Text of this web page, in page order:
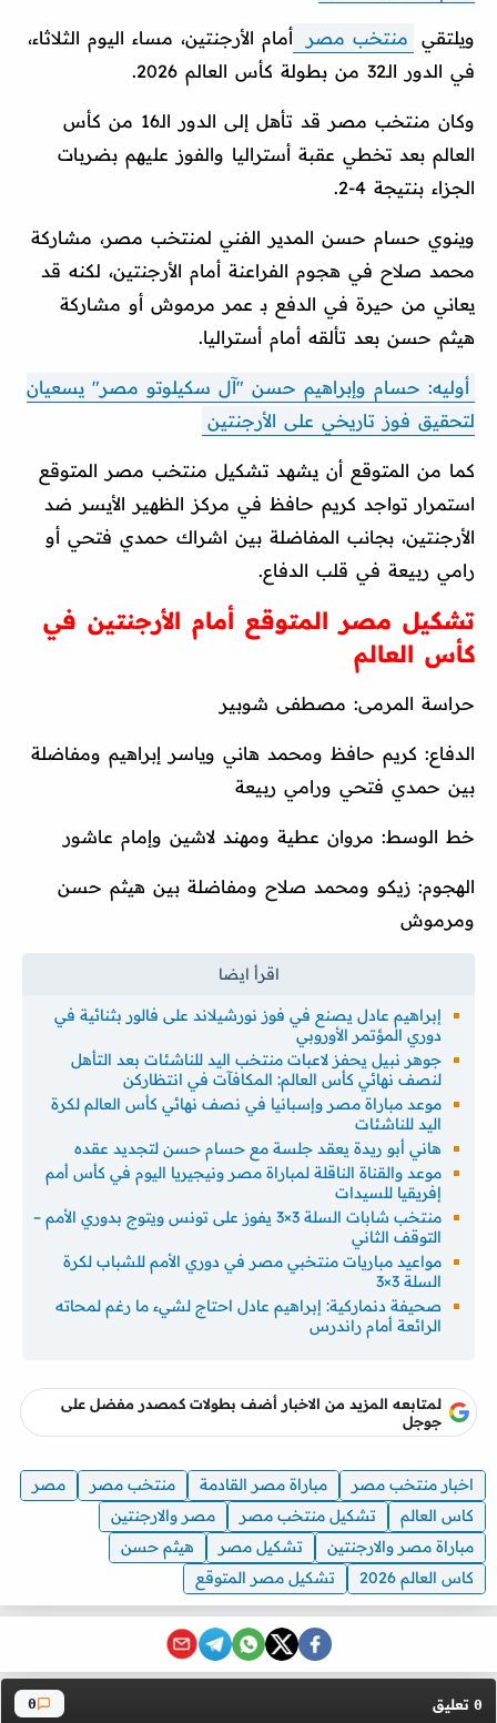
ويلتقي منتخب مصر
أمام الأرجنتين، مساء اليوم الثلاثاء،
في الدور الـ32 من بطولة كأس العالم 2026.
وكان منتخب مصر قد تأهل إلى الدور الـ16 من كأس
العالم بعد تخطي عقبة أستراليا والفوز عليهم بضربات
الجزاء بنتيجة 4-2.
وينوي حسام حسن المدير الفني لمنتخب مصر، مشاركة
محمد صلاح في هجوم الفراعنة أمام الأرجنتين، لكنه قد
يعاني من حيرة في الدفع بـ عمر مرموش أو مشاركة
هيثم حسن بعد تألقه أمام أستراليا.
أوليه: حسام وإبراهيم حسن "آل سكيلوتو مصر" يسعيان
لتحقيق فوز تاريخي على الأرجنتين
كما من المتوقع أن يشهد تشكيل منتخب مصر المتوقع
استمرار تواجد كريم حافظ في مركز الظهير الأيسر ضد
الأرجنتين، بجانب المفاضلة بين اشراك حمدي فتحي أو
رامي ربيعة في قلب الدفاع.
تشكيل مصر المتوقع أمام الأرجنتين في
كأس العالم
حراسة المرمى: مصطفى شوبير
الدفاع: كريم حافظ ومحمد هاني وياسر إبراهيم ومفاضلة
بين حمدي فتحي ورامي ربيعة
خط الوسط: مروان عطية ومهند لاشين وإمام عاشور
الهجوم: زيكو ومحمد صلاح ومفاضلة بين هيثم حسن
ومرموش
إبراهيم عادل يصنع في فوز نورشيلاند على فالور بثنائية في
دوري المؤتمر الأوروبي
جوهر نبيل يحفز لاعبات منتخب اليد للناشئات بعد التأهل
لنصف نهائي كأس العالم: المكافآت في انتظاركن
موعد مباراة مصر وإسبانيا في نصف نهائي كأس العالم لكرة
اليد للناشئات
هاني أبو ريدة يعقد جلسة مع حسام حسن لتجديد عقده
موعد والقناة الناقلة لمباراة مصر ونيجيريا اليوم في كأس أمم
إفريقيا للسيدات
منتخب شابات السلة 3×3 يفوز على تونس ويتوج بدوري الأمم –
التوقف الثاني
مواعيد مباريات منتخبي مصر في دوري الأمم للشباب لكرة
السلة 3×3
صحيفة دنماركية: إبراهيم عادل احتاج لشيء ما رغم لمحاته
الرائعة أمام راندرس
لمتابعه المزيد من الاخبار أضف بطولات كمصدر مفضل على
جوجل
اخبار منتخب مصر مباراة مصر القادمة منتخب مصر
مصر
كاس العالم
تشكيل منتخب مصر
مصر والارجنتين
مباراة مصر والارجنتين
تشكيل مصر
هيثم حسن
كاس العالم 2026
تشكيل مصر المتوقع
0 تعليق 0